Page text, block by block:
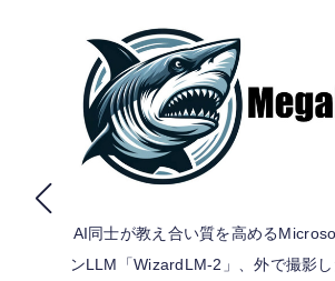
FOLLOW US
AI同士が教え合い質を高める
ンLLM「WizardLM-2」、外で撮影